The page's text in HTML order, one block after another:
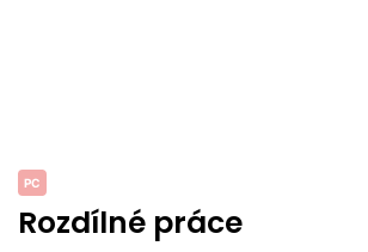
PC
Rozdílné práce